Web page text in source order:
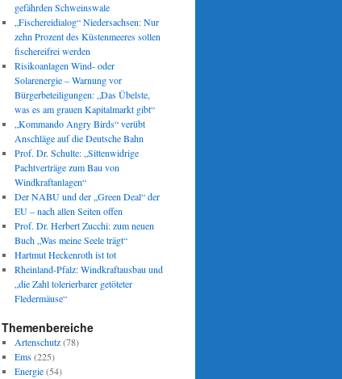
gefährden Schweinswale
„Fischereidialog“ Niedersachsen: Nur
zehn Prozent des Küstenmeeres sollen
fischereifrei werden
Risikoanlagen Wind- oder
Solarenergie – Warnung vor
Bürgerbeteiligungen: „Das Übelste,
was es am grauen Kapitalmarkt gibt“
„Kommando Angry Birds“ verübt
Anschläge auf die Deutsche Bahn
Prof. Dr. Schulte: „Sittenwidrige
Pachtverträge zum Bau von
Windkraftanlagen“
Der NABU und der „Green Deal“ der
EU – nach allen Seiten offen
Prof. Dr. Herbert Zucchi: zum neuen
Buch „Was meine Seele trägt“
Hartmut Heckenroth ist tot
Rheinland-Pfalz: Windkraftausbau und
„die Zahl tolerierbarer getöteter
Fledermäuse“
Themenbereiche
Artenschutz(78)
Ems(225)
Energie(54)